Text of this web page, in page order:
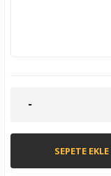
SEPETE EKLE